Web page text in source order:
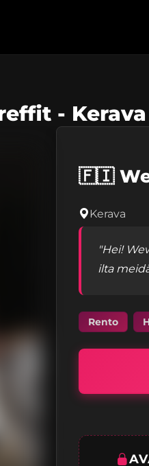
-
🇫🇮
Kerava
"Hei!
ilta
Rento